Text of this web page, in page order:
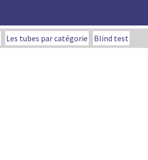
Les tubes par catégorie Blind test